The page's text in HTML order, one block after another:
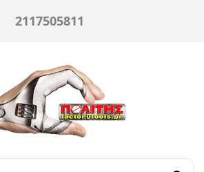
2117505811